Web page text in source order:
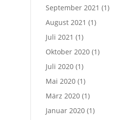
September 2021 (1)
August 2021 (1)
Juli 2021 (1)
Oktober 2020(1)
Juli 2020(1)
Mai 2020(1)
März 2020(1)
Januar 2020(1)